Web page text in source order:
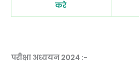
करे
परीक्षा अध्ययन 2024 :-